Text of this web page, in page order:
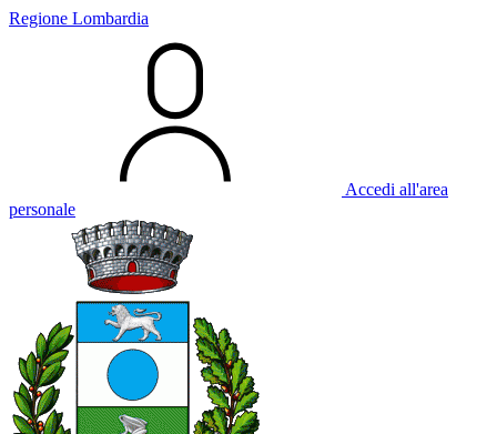
Regione Lombardia
Accedi all'area
personale